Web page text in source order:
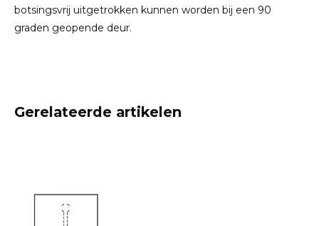
botsingsvrij uitgetrokken kunnen worden bij een 90
graden geopende deur.
Gerelateerde artikelen